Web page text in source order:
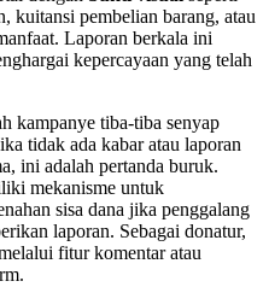
kuitansi pembelian barang, atau
Laporan berkala ini
kepercayaan yang telah
kampanye tiba-tiba senyap
tidak ada kabar atau laporan
ini adalah pertanda buruk.
mekanisme untuk
sisa dana jika penggalang
laporan. Sebagai donatur,
fitur komentar atau